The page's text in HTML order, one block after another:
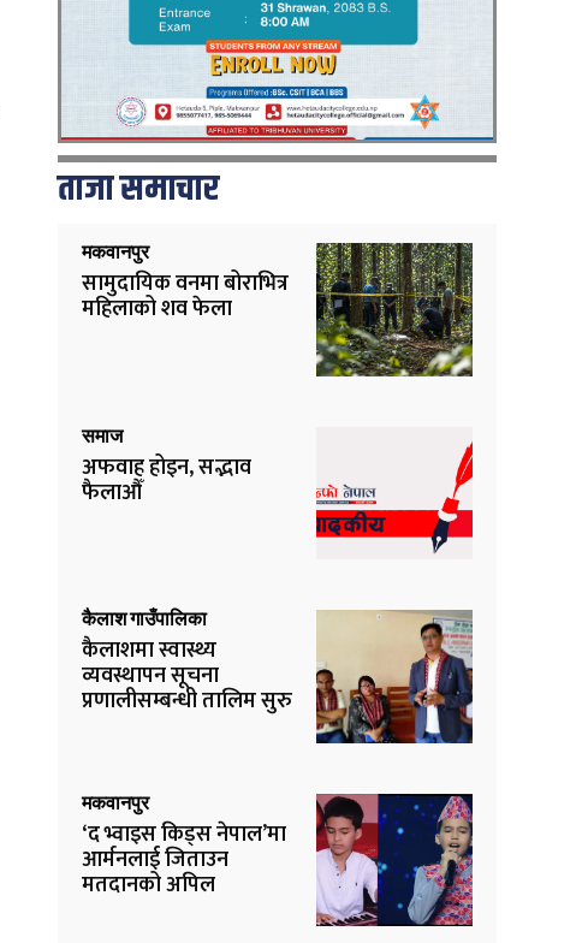
ताजा समाचार
मकवानपुर
सामुदायिक वनमा बोराभित्र
महिलाको शव फेला
समाज
अफवाह होइन, सद्भाव
फैलाऔँ
कैलाश गाउँपालिका
कैलाशमा स्वास्थ्य
व्यवस्थापन सूचना
प्रणालीसम्बन्धी तालिम सुरु
मकवानपुर
‘द भ्वाइस किड्स नेपाल’मा
आर्मनलाई जिताउन
मतदानको अपिल